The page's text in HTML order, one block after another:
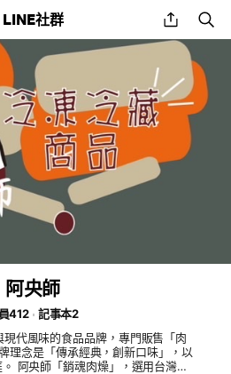
LINE社群 share
阿央師
412
記事本2
代風味的食品品牌，專門販售「肉
理念是「傳承經典，創新口味」，以
上